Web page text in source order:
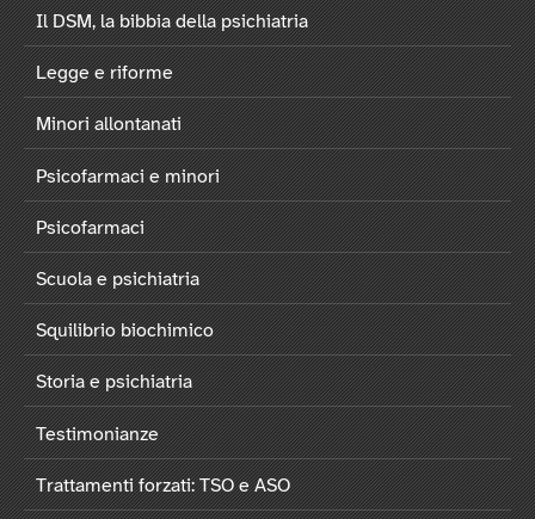
Il DSM, la bibbia della psichiatria
Legge e riforme
Minori allontanati
Psicofarmaci e minori
Psicofarmaci
Scuola e psichiatria
Squilibrio biochimico
Storia e psichiatria
Testimonianze
Trattamenti forzati: TSO e ASO